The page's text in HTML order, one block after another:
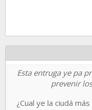
Esta entruga ye pa
prevenir
¿Cual ye la ciudá